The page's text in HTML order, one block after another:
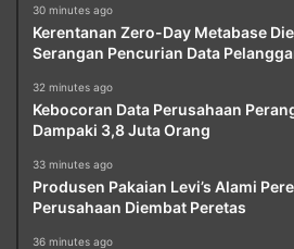
30 minutes ago
Kerentanan Zero-Day Metabase
Serangan Pencurian Data
32 minutes ago
Kebocoran Data Perusahaan
Dampaki 3,8 Juta Orang
33 minutes ago
Produsen Pakaian Levi’s Alami
Perusahaan Diembat Peretas
36 minutes ago